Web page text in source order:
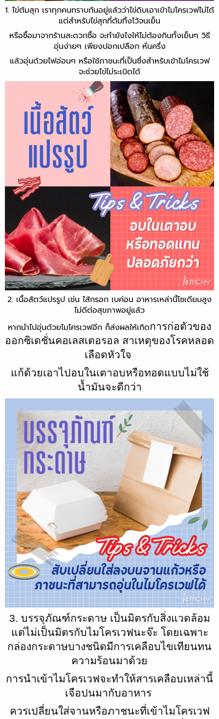
1. ไข่ต้มสุก เราทุกคนทราบกันอยู่แล้วว่าไข่ดิบเอาเข้าไมโครเวฟไม่ได้
แต่สำหรับไข่สุกที่ต้มทิ้งไว้จนเย็น
หรือซื้อมาจากร้านสะดวกซื้อ จะทำยังไงให้ไม่ต้องกินทั้งเย็นๆ วิธี
อุ่นง่ายๆ เพียงปอกเปลือก หั่นครึ่ง
แล้วอุ่นด้วยไฟอ่อนๆ หรือใช้ภาชนะที่เป็นซึ่งสำหรับเข้าไมโครเวฟ
จะช่วยไข่ไม่ระเบิดได้
2. เนื้อสัตว์แปรรูป เช่น ไส้กรอก เบค่อน อาหารเหล่านี้โซเดียมสูง
ไม่ดีต่อสุขภาพอยู่แล้ว
หากนำไปอุ่นด้วยไมโครเวฟอีก ก็ส่งผลให้เกิดการก่อตัวของ
ออกซิเดชั่นคอเลสเตอรอล สาเหตุของโรคหลอด
เลือดหัวใจ
แก้ด้วยเอาไปอบในเตาอบหรือทอดแบบไม่ใช้
น้ำมันจะดีกว่า
3. บรรจุภัณฑ์กระดาษ เป็นมิตรกับสิ่งแวดล้อม
แต่ไม่เป็นมิตรกับไมโครเวฟนะจ๊ะ โดยเฉพาะ
กล่องกระดาษบางชนิดมีการเคลือบไขเทียนทน
ความร้อนมาด้วย
การนำเข้าไมโครเวฟจะทำให้สารเคลือบเหล่านี้
เจือปนมากับอาหาร
ควรเปลี่ยนใส่จานหรือภาชนะที่เข้าไมโครเวฟ